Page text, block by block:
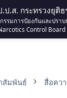
ป.ส. กระทรวงยุติธ
รมการป้องกันและปราบ
Control Board
สัมพันธ์
สื่อคว